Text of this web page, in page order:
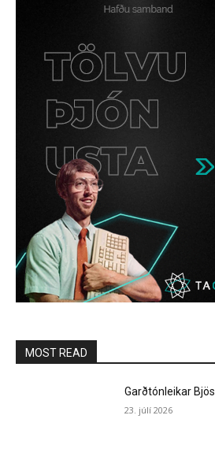
MOST READ
Garðtónleikar
23. júlí 2026